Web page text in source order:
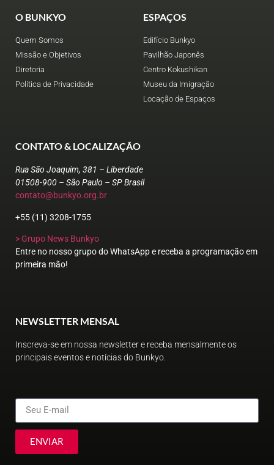
O BUNKYO
Quem Somos
Missão e Objetivos
Diretoria
Política de Privacidade
ESPAÇOS
Edifício Bunkyo
Pavilhão Japonês
Centro Kokushikan
Museu da Imigração
Locação de Espaços
CONTATO & LOCALIZAÇÃO
Rua São Joaquim, 381 – Liberdade
01508-900 – São Paulo – SP Brasil
contato@bunkyo.org.br
+55 (11) 3208-1755
> Grupo News Bunkyo
Entre no nosso grupo do WhatsApp e receba a programação em
primeira mão!
NEWSLETTER MENSAL
Inscreva-se em nossa newsletter e receba mensalmente os
principais eventos e notícias do Bunkyo.
ENVIAR